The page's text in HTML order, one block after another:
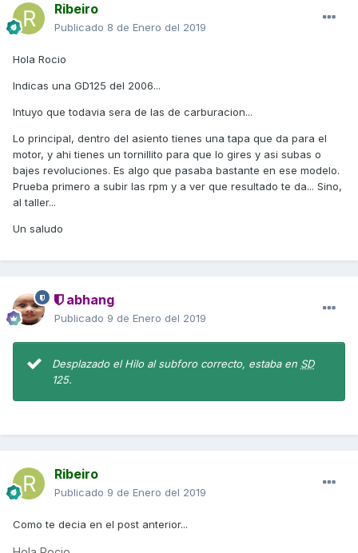
Ribeiro
Publicado 8 de Enero del 2019
Hola Rocio
Indicas una GD125 del 2006...
Intuyo que todavia sera de las de carburacion...
Lo principal, dentro del asiento tienes una tapa que da para el
motor, y ahi tienes un tornillito para que lo gires y asi subas o
bajes revoluciones. Es algo que pasaba bastante en ese modelo.
Prueba primero a subir las rpm y a ver que resultado te da... Sino,
al taller...
Un saludo
abhang
Publicado 9 de Enero del 2019
Desplazado el Hilo al subforo correcto, estaba en SD
125.
Ribeiro
Publicado 9 de Enero del 2019
Como te decia en el post anterior...